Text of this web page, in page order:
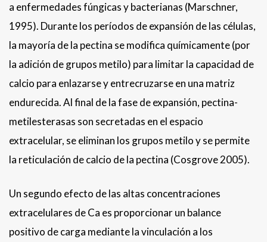
a enfermedades fúngicas y bacterianas (Marschner,
1995). Durante los períodos de expansión de las células,
la mayoría de la pectina se modifica químicamente (por
la adición de grupos metilo) para limitar la capacidad de
calcio para enlazarse y entrecruzarse en una matriz
endurecida. Al final de la fase de expansión, pectina-
metilesterasas son secretadas en el espacio
extracelular, se eliminan los grupos metilo y se permite
la reticulación de calcio de la pectina (Cosgrove 2005).
Un segundo efecto de las altas concentraciones
extracelulares de Ca es proporcionar un balance
positivo de carga mediante la vinculación a los